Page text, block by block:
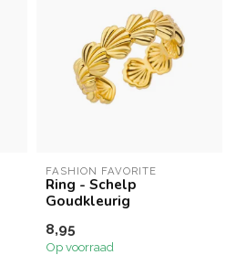
FASHION FAVORITE
Ring - Schelp
Goudkleurig
8,95
Op voorraad